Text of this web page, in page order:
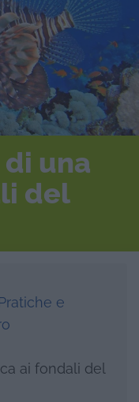
una
del
e
ai fondali del